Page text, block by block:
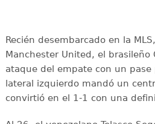
Recién desembarcado en la
Manchester United, el brasileño
ataque del empate con un pase
lateral izquierdo mandó un
convirtió en el 1-1 con una